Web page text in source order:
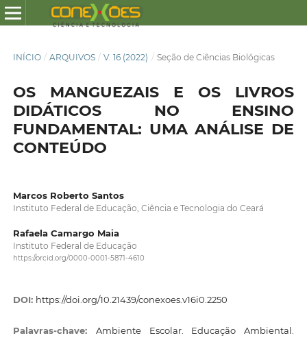
INÍCIO / ARQUIVOS / V. 16 (2022) / Seção de Ciências Biológicas
OS MANGUEZAIS E OS LIVROS
DIDÁTICOS NO ENSINO
FUNDAMENTAL: UMA ANÁLISE DE
CONTEÚDO
Marcos Roberto Santos
Instituto Federal de Educação, Ciência e Tecnologia do Ceará
Rafaela Camargo Maia
Instituto Federal de Educação
https://orcid.org/0000-0001-5871-4610
DOI: https://doi.org/10.21439/conexoes.v16i0.2250
Palavras-chave: Ambiente Escolar. Educação Ambiental.